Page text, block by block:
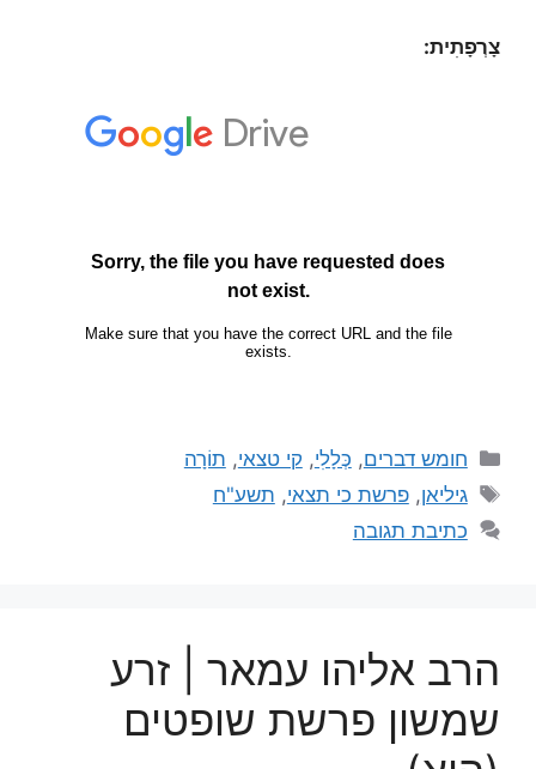
צָרְפָתִית:
חומש דברים, כְּלָלִי, קי טצאי, תוֹרָה
גיליאן,פרשת כי תצאי, תשע"ח
כתיבת תגובה
הרב אליהו עמאר | זרע
שמשון פרשת שופטים